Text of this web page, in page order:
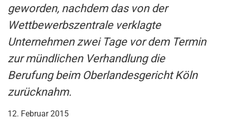
geworden, nachdem das von der
Wettbewerbszentrale verklagte
Unternehmen zwei Tage vor dem Termin
zur mündlichen Verhandlung die
Berufung beim Oberlandesgericht Köln
zurücknahm.
12. Februar 2015